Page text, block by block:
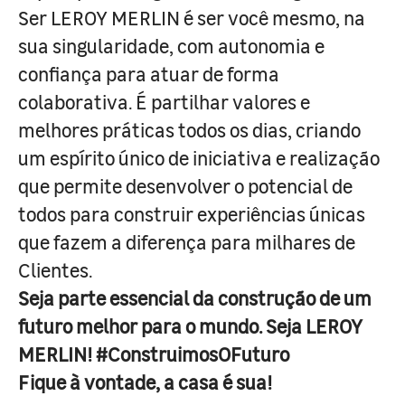
Ser LEROY MERLIN é ser você mesmo, na
sua singularidade, com autonomia e
confiança para atuar de forma
colaborativa. É partilhar valores e
melhores práticas todos os dias, criando
um espírito único de iniciativa e realização
que permite desenvolver o potencial de
todos para construir experiências únicas
que fazem a diferença para milhares de
Clientes.
Seja parte essencial da construção de um
futuro melhor para o mundo. Seja LEROY
MERLIN! #ConstruimosOFuturo
Fique à vontade, a casa é sua!